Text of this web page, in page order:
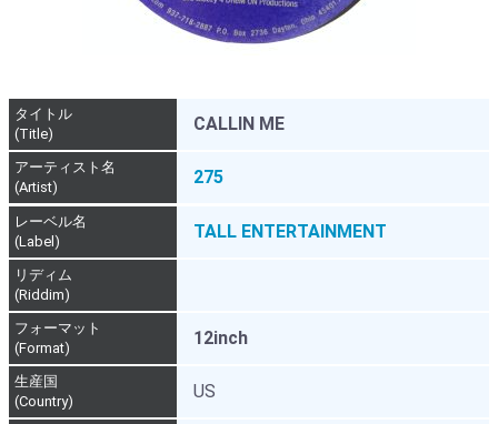
タイトル
(Title)
CALLIN ME
アーティスト名
(Artist)
275
レーベル名
(Label)
TALL ENTERTAINMENT
リディム
(Riddim)
フォーマット
(Format)
12inch
生産国
(Country)
US